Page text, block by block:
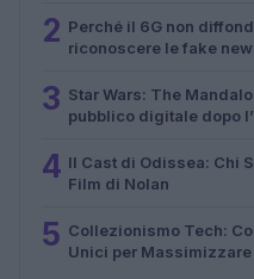
2 Perché il 6G non
riconoscere le fake
3 Star Wars: The
pubblico digitale dopo
4 Il Cast di Odissea: Chi
Film di Nolan
5 Collezionismo Tech:
Unici per